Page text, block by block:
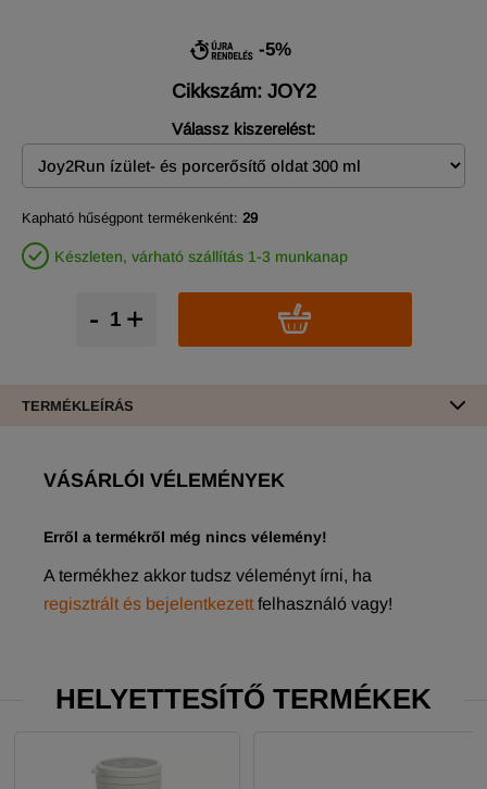
-5%
Cikkszám: JOY2
Válassz kiszerelést:
Kapható hűségpont termékenként: 29
Készleten, várható szállítás 1-3 munkanap
+
-
TERMÉKLEÍRÁS
VÁSÁRLÓI VÉLEMÉNYEK
Erről a termékről még nincs vélemény!
A termékhez akkor tudsz véleményt írni, ha
regisztrált és bejelentkezett felhasználó vagy!
HELYETTESÍTŐ TERMÉKEK